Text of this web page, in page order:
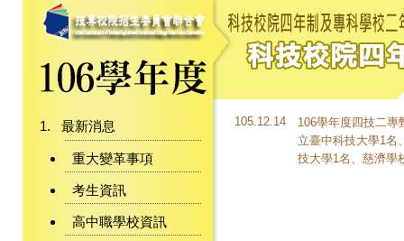
最新消息
重大變革事項
考生資訊
高中職學校資訊
105.12.14
106學年度四技二
立臺中科技大學1名
技大學1名、慈濟學